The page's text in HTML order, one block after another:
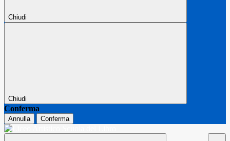
Chiudi
Chiudi
Conferma
Annulla Conferma